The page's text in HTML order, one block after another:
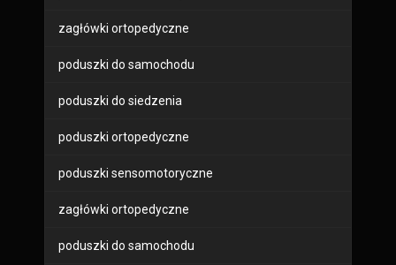
zagłówki ortopedyczne
poduszki do samochodu
poduszki do siedzenia
poduszki ortopedyczne
poduszki sensomotoryczne
zagłówki ortopedyczne
poduszki do samochodu